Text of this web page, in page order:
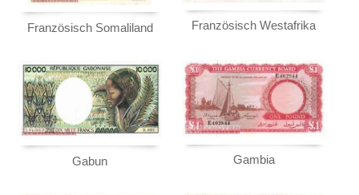
Rhodesien
Rhodesien & Nyasaland
Ruanda-Burundi
Sambia
Sao Tome & Principe
Senegal
Französisch Somaliland Französisch Westafrika
Gabun Gambia